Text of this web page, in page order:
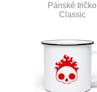
Pánské tričko
Classic